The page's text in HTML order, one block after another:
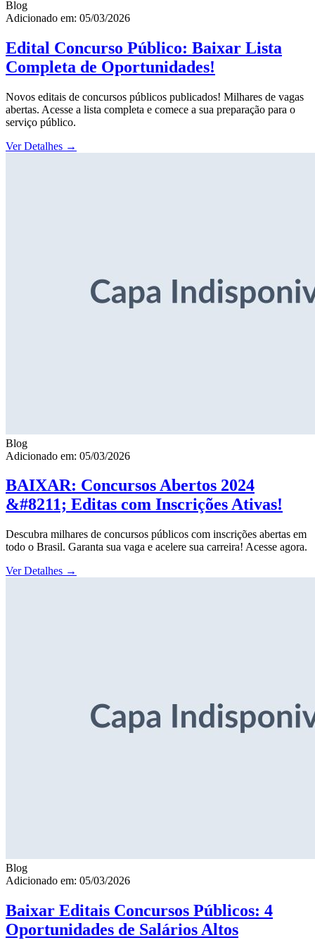
Blog
Adicionado em: 05/03/2026
Edital Concurso Público: Baixar Lista
Completa de Oportunidades!
Novos editais de concursos públicos publicados! Milhares de vagas
abertas. Acesse a lista completa e comece a sua preparação para o
serviço público.
Ver Detalhes →
Blog
Adicionado em: 05/03/2026
BAIXAR: Concursos Abertos 2024
&#8211; Editas com Inscrições Ativas!
Descubra milhares de concursos públicos com inscrições abertas em
todo o Brasil. Garanta sua vaga e acelere sua carreira! Acesse agora.
Ver Detalhes →
Blog
Adicionado em: 05/03/2026
Baixar Editais Concursos Públicos: 4
Oportunidades de Salários Altos